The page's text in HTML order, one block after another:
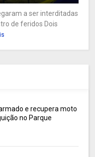
a ser interditadas
de feridos Dois
e recupera moto
no Parque